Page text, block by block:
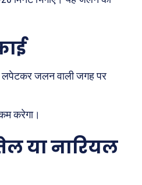
जलन वाली जगह पर
करेगा।
या नारियल